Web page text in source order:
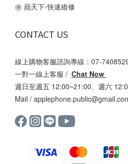
㊝ 蘋天下-快速維修
CONTACT US
線上購物客服諮詢專線：07-
一對一線上客服 / Chat Now
週日至週五 12:00~21:00、週六
Mail /